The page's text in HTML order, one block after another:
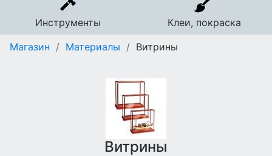
Инструменты
Клеи, покраска
Магазин / Материалы / Витрины
Витрины